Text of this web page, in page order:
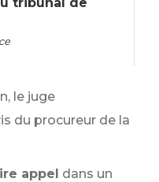
le juge
du procureur de la
appel dans un